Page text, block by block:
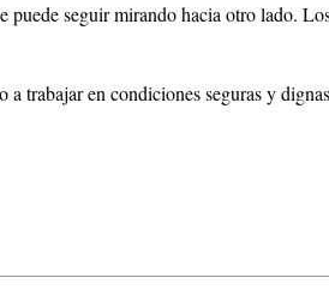
seguir mirando hacia otro lado.
en condiciones seguras y